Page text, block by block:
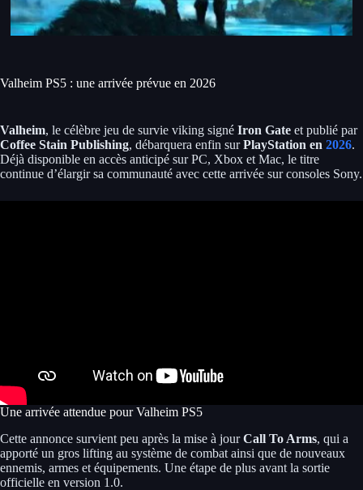
Valheim PS5 : une arrivée prévue en 2026
Valheim, le célèbre jeu de survie viking signé Iron Gate et publié par
Coffee Stain Publishing, débarquera enfin surPlayStation en 2026.
Déjà disponible en accès anticipé sur PC, Xbox et Mac, le titre
continue d’élargir sa communauté avec cette arrivée sur consoles Sony.
Une arrivée attendue pour Valheim PS5
Cette annonce survient peu après la mise à jourCall To Arms, qui a
apporté un gros lifting au système de combat ainsi que de nouveaux
ennemis, armes et équipements. Une étape de plus avant la sortie
officielle en version 1.0.